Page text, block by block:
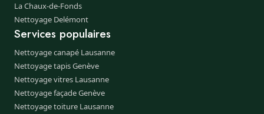
La Chaux-de-Fonds
Nettoyage Delémont
Services populaires
Nettoyage canapé Lausanne
Nettoyage tapis Genève
Nettoyage vitres Lausanne
Nettoyage façade Genève
Nettoyage toiture Lausanne